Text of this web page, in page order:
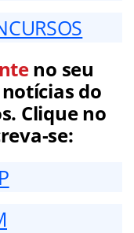
no seu
do
Clique no
se: